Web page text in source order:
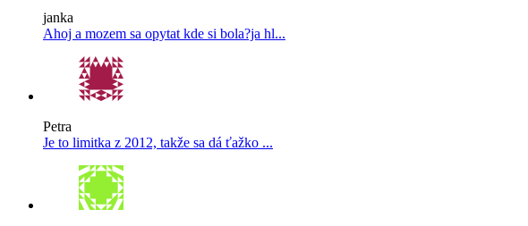
janka
Ahoj a mozem sa opytat kde si bola?ja hl...
Petra
Je to limitka z 2012, takže sa dá ťažko ...